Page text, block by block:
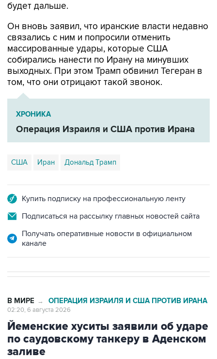
будет дальше.
Он вновь заявил, что иранские власти недавно
связались с ним и попросили отменить
массированные удары, которые США
собирались нанести по Ирану на минувших
выходных. При этом Трамп обвинил Тегеран в
том, что они отрицают такой звонок.
ХРОНИКА
Операция Израиля и США против Ирана
США Иран Дональд Трамп
Купить подписку на профессиональную ленту
Подписаться на рассылку главных новостей сайта
Получать оперативные новости в официальном
канале
В МИРЕ → ОПЕРАЦИЯ ИЗРАИЛЯ И США ПРОТИВ ИРАНА
02:20, 6 августа 2026
Йеменские хуситы заявили об ударе
по саудовскому танкеру в Аденском
заливе